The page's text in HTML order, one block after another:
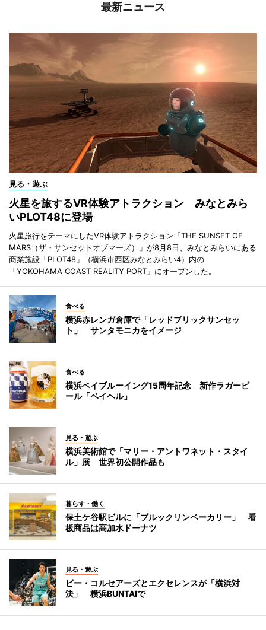
最新ニュース
見る・遊ぶ
火星を旅するVR体験アトラクション みなとみら
いPLOT48に登場
火星旅行をテーマにしたVR体験アトラクション「THE SUNSET OF
MARS（ザ・サンセットオブマーズ）」が8月8日、みなとみらいにある
商業施設「PLOT48」（横浜市西区みなとみらい4）内の
「YOKOHAMA COAST REALITY PORT」にオープンした。
食べる
横浜赤レンガ倉庫で「レッドブリックサンセッ
ト」 サンタモニカをイメージ
食べる
横浜ベイブルーイング15周年記念 新作ラガービ
ール「ベイヘル」
見る・遊ぶ
横浜美術館で「マリー・アントワネット・スタイ
ル」展 世界初公開作品も
暮らす・働く
保土ケ谷駅ビルに「ブルックリンベーカリー」 看
板商品は高加水ドーナツ
見る・遊ぶ
ビー・コルセアーズとエクセレンスが「横浜対
決」 横浜BUNTAIで